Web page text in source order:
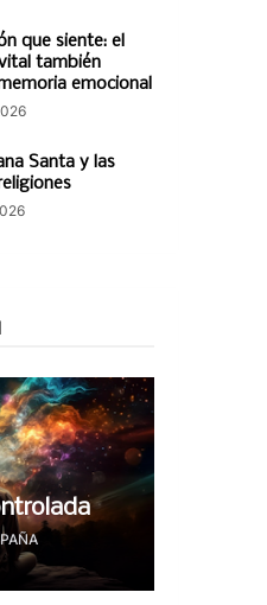
que siente: el
también
emocional
Santa y las